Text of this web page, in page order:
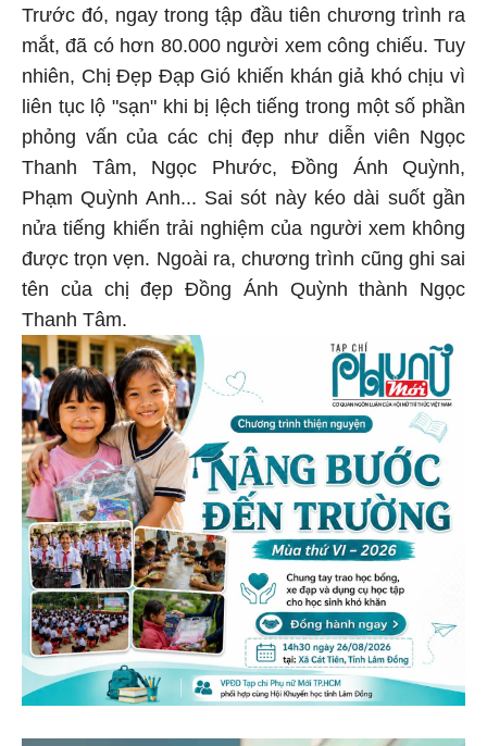
Trước đó, ngay trong tập đầu tiên chương trình ra
mắt, đã có hơn 80.000 người xem công chiếu. Tuy
nhiên, Chị Đẹp Đạp Gió khiến khán giả khó chịu vì
liên tục lộ "sạn" khi bị lệch tiếng trong một số phần
phỏng vấn của các chị đẹp như diễn viên Ngọc
Thanh Tâm, Ngọc Phước, Đồng Ánh Quỳnh,
Phạm Quỳnh Anh... Sai sót này kéo dài suốt gần
nửa tiếng khiến trải nghiệm của người xem không
được trọn vẹn. Ngoài ra, chương trình cũng ghi sai
tên của chị đẹp Đồng Ánh Quỳnh thành Ngọc
Thanh Tâm.